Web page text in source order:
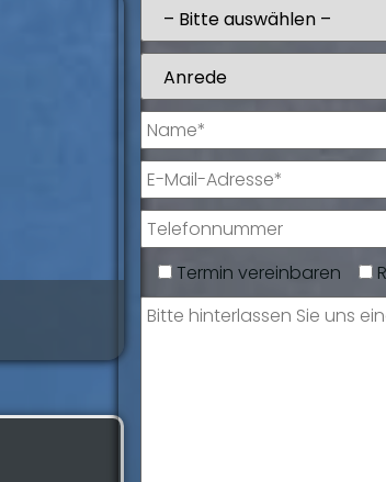
Daniel May
Termin vereinbaren